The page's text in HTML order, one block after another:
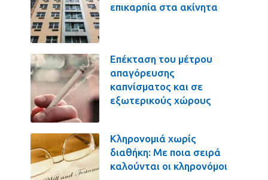
επικαρπία στα ακίνητα
Επέκταση του μέτρου
απαγόρευσης
καπνίσματος και σε
εξωτερικούς χώρους
Κληρονομιά χωρίς
διαθήκη: Με ποια σειρά
καλούνται οι κληρονόμοι